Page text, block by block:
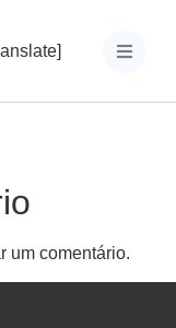
um comentário.